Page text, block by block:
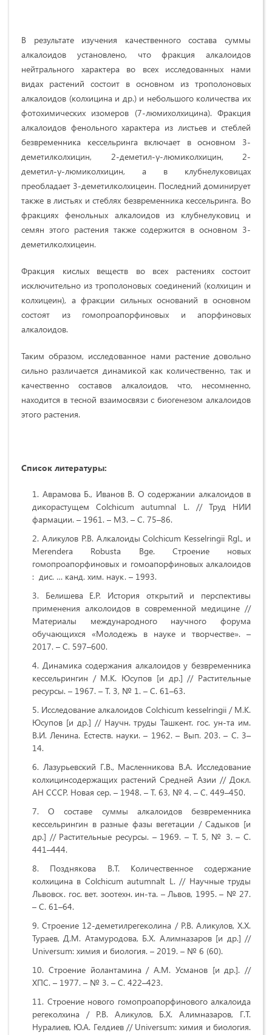
В результате изучения качественного состава суммы
алкалоидов установлено, что фракция алкалоидов
нейтрального характера во всех исследованных нами
видах растений состоит в основном из трополоновых
алкалоидов (колхицина и др.) и небольшого количества их
фотохимических изомеров (7-люмихолхицина). Фракция
алкалоидов фенольного характера из листьев и стеблей
безвременника кессельринга включает в основном 3-
деметилколхицин, 2-деметил-γ-люмиколхицин, 2-
деметил-γ-люмиколхицин, а в клубнелуковицах
преобладает 3-деметилколхицеин. Последний доминирует
также в листьях и стеблях безвременника кессельринга. Во
фракциях фенольных алкалоидов из клубнелуковиц и
семян этого растения также содержится в основном 3-
деметилколхицеин.
Фракция кислых веществ во всех растениях состоит
исключительно из трополоновых соединений (колхицин и
колхицеин), а фракции сильных оснований в основном
состоят из гомопроапорфиновых и апорфиновых
алкалоидов.
Таким образом, исследованное нами растение довольно
сильно различается динамикой как количественно, так и
качественно составов алкалоидов, что, несомненно,
находится в тесной взаимосвязи с биогенезом алкалоидов
этого растения.
Список литературы:
Аврамова Б., Иванов В. О содержании алкалоидов в
дикорастущем Colchicum autumnal L. // Труд НИИ
фармации. – 1961. – МЗ. – С. 75–86.
Аликулов Р.В. Алкалоиды Colchicum Kesselringii Rgl., и
Merendera Robusta Bge. Строение новых
гомопроапорфиновых и гомоапорфиновых алкалоидов
: дис. … канд. хим. наук. – 1993.
Белишева Е.Р. История открытий и перспективы
применения алколоидов в современной медицине //
Материалы международного научного форума
обучающихся «Молодежь в науке и творчестве». –
2017. – С. 597–600.
Динамика содержания алкалоидов у безвременника
кессельрингин / М.К. Юсупов [и др.] // Растительные
ресурсы. – 1967. – Т. 3, № 1. – С. 61–63.
Исследование алкалоидов Colchicum kesselringii / М.К.
Юсупов [и др.] // Научн. труды Ташкент. гос. ун-та им.
В.И. Ленина. Естеств. науки. – 1962. – Вып. 203. – C. 3–
14.
Лазурьевский Г.В., Масленникова В.А. Исследование
колхицинсодержащих растений Средней Азии // Докл.
АН СССР. Новая сер. – 1948. – Т. 63, № 4. – С. 449–450.
О составе суммы алкалоидов безвременника
кессельрингин в разные фазы вегетации / Садыков [и
др.] // Растительные ресурсы. – 1969. – Т. 5, № 3. – С.
441–444.
Позднякова В.Т. Количественное содержание
колхицина в Colchicum autumnalt L. // Научные труды
Львовск. гос. вет. зоотехн. ин-та. – Львов, 1995. – № 27.
– С. 61–64.
Строение 12-деметилрегеколина / Р.В. Аликулов, Х.Х.
Тураев, Д.М. Атамуродова, Б.Х. Алимназаров [и др.] //
Universum: химия и биология. – 2019. – № 6 (60).
Строение йолантамина / А.М. Усманов [и др.]. //
ХПС. – 1977. – № 3. – С. 422–423.
Строение нового гомопроапорфинового алкалоида
регеколхина / Р.В. Аликулов, Б.Х. Алимназаров, Г.Т.
Нуралиев, Ю.А. Гелдиев // Universum: химия и биология.